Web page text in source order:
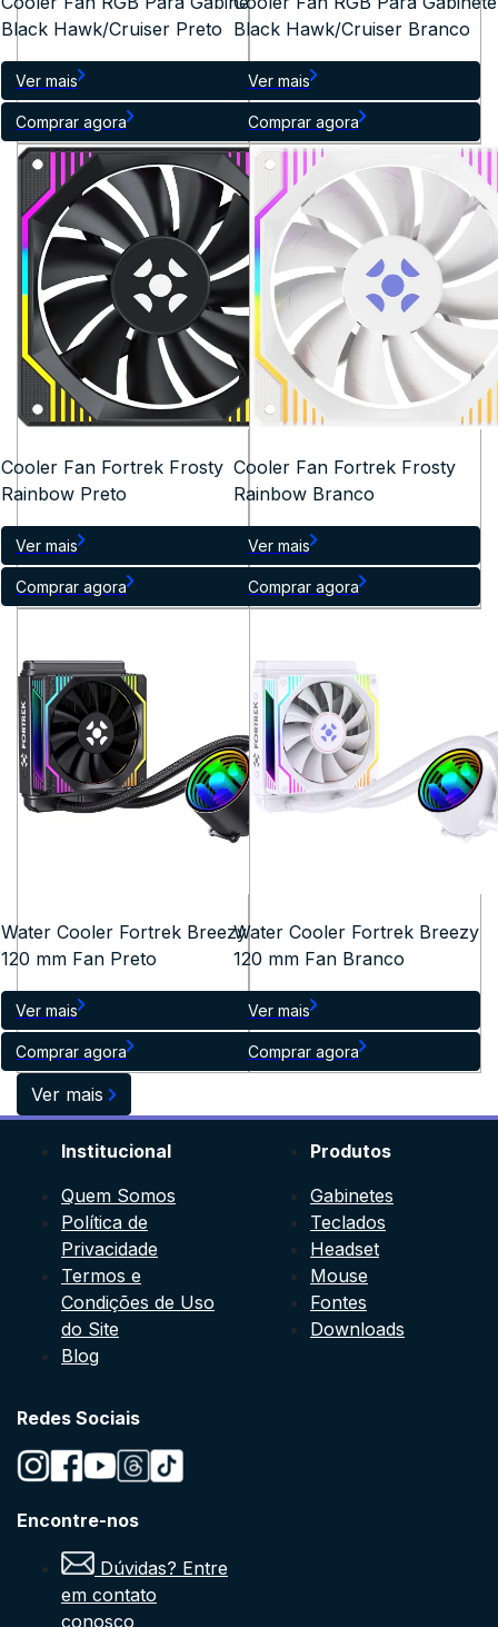
Black Hawk/Cruiser Preto
Ver mais
Comprar agora
Black Hawk/Cruiser Branco
Ver mais
Comprar agora
Cooler Fan Fortrek Frosty
Rainbow Preto
Ver mais
Comprar agora
Cooler Fan Fortrek Frosty
Rainbow Branco
Ver mais
Comprar agora
Water Cooler Fortrek Breezy
120 mm Fan Preto
Ver mais
Comprar agora
Water Cooler Fortrek Breezy
120 mm Fan Branco
Ver mais
Comprar agora
Ver mais
Institucional
Quem Somos
Política de
Privacidade
Termos e
Condições de Uso
do Site
Blog
Produtos
Gabinetes
Teclados
Headset
Mouse
Fontes
Downloads
Redes Sociais
Encontre-nos
Dúvidas? Entre
em contato
conosco